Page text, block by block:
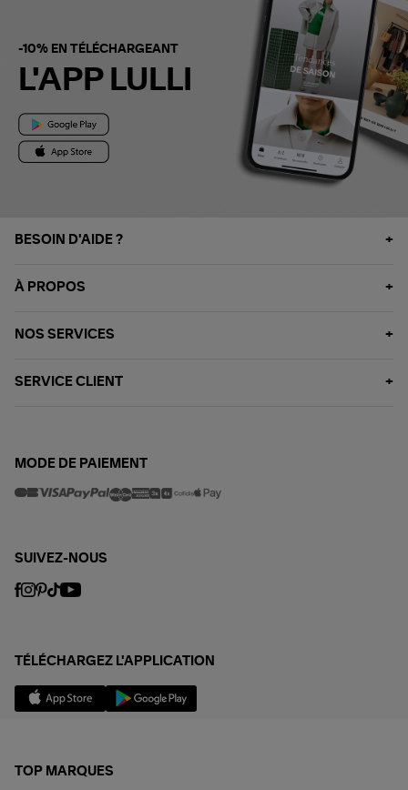
-10% EN TÉLÉCHARGEANT
L'APP LULLI
BESOIN D'AIDE ?
À PROPOS
NOS SERVICES
SERVICE CLIENT
MODE DE PAIEMENT
SUIVEZ-NOUS
TÉLÉCHARGEZ L'APPLICATION
TOP MARQUES